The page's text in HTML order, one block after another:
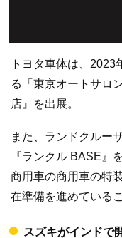
トヨタ車体は、
る「東京オートサロ
店』を出展。
また、ランドクルー
『ランクル BASE』
商用車の商用車の特
在準備を進めている
スズキがインドで